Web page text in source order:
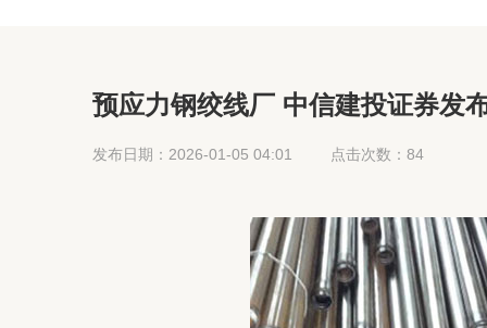
预应力钢绞线厂 中信建投证券发
发布日期：2026-01-05 04:01 点击次数：84